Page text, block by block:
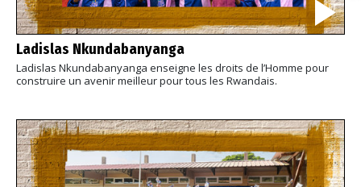
Ladislas Nkundabanyanga
Ladislas Nkundabanyanga enseigne les droits de l’Homme pour
construire un avenir meilleur pour tous les Rwandais.